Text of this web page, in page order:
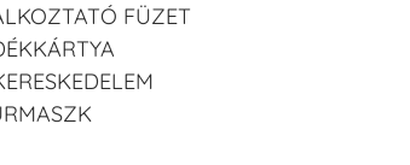
FÜZET